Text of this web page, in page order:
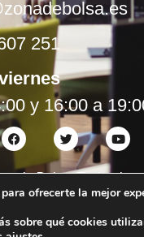
251
y 16:00 a
de Bolsa. Todos los
reservados.
ofrecerte la mejor
sobre qué cookies